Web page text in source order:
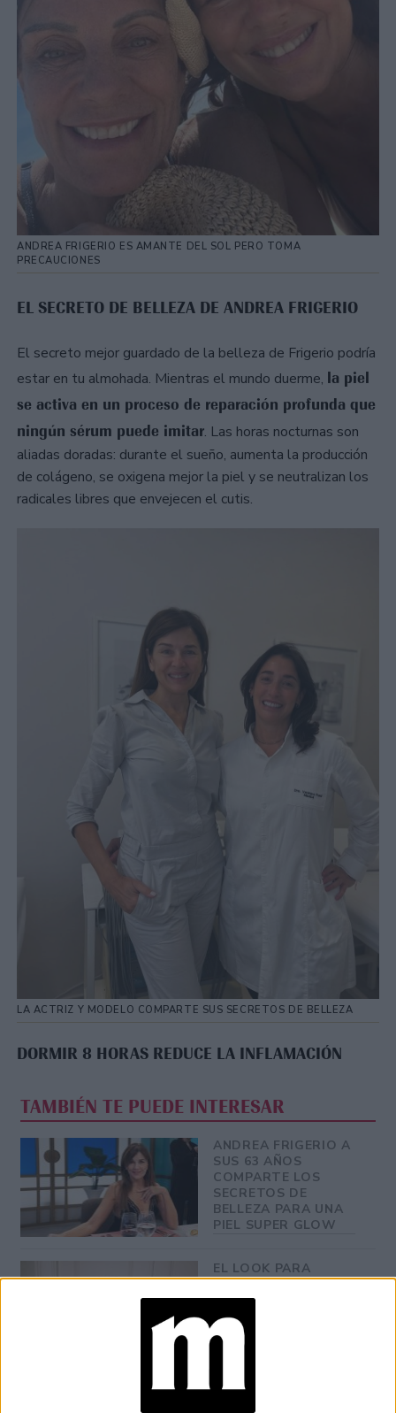
ANDREA FRIGERIO ES AMANTE DEL SOL PERO TOMA
PRECAUCIONES
EL SECRETO DE BELLEZA DE ANDREA FRIGERIO
El secreto mejor guardado de la belleza de Frigerio podría
estar en tu almohada. Mientras el mundo duerme, la piel
se activa en un proceso de reparación profunda que
ningún sérum puede imitar. Las horas nocturnas son
aliadas doradas: durante el sueño, aumenta la producción
de colágeno, se oxigena mejor la piel y se neutralizan los
radicales libres que envejecen el cutis.
LA ACTRIZ Y MODELO COMPARTE SUS SECRETOS DE BELLEZA
DORMIR 8 HORAS REDUCE LA INFLAMACIÓN
TAMBIÉN TE PUEDE INTERESAR
ANDREA FRIGERIO A
SUS 63 AÑOS
COMPARTE LOS
SECRETOS DE
BELLEZA PARA UNA
PIEL SUPER GLOW
EL LOOK PARA
MAYORES DE 60 CON
REMERA QUE
JULIANNE MOORE
LLEVÓ A OTRO
NIVEL
LA REVANCHA DE
LAS SEX SYMBOLS: